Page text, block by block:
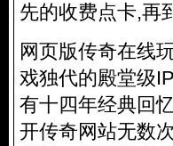
先的收费点卡,再
网页版传奇在线
戏独代的殿堂级
有十四年经典回
开传奇网站无数